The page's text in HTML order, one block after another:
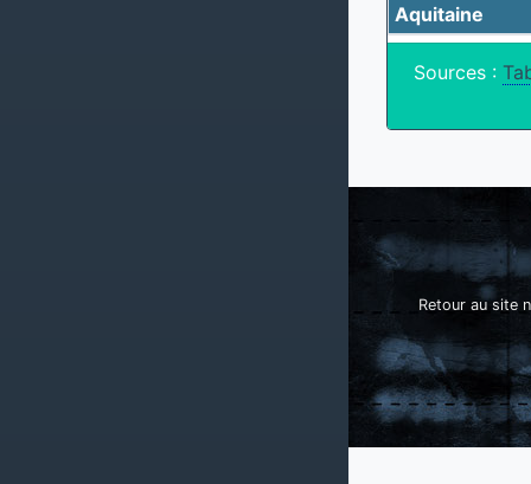
Aquitaine
Sources :
Retour au site